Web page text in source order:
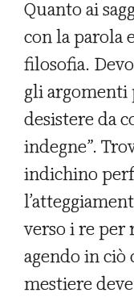
Quanto ai
con la parola
filosofia.
gli
desistere da
indegne”.
indichino
verso i re per
agendo in
mestiere